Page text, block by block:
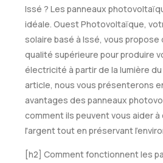
Issé ? Les panneaux
idéale. Ouest Photovoltaïque,
solaire basé à Issé, vous
qualité supérieure pour produire
électricité à partir de la lumière
article, nous vous présenterons
avantages des panneaux
comment ils peuvent vous aider
l'argent tout en préservant
[h2] Comment fonctionnent les